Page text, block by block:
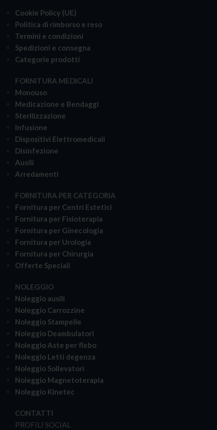
Cookie Policy (UE)
Politica di rimborso e reso
Termini e condizioni
Spedizioni e consegna
Categorie prodotti
FORNITURA MEDICALI
Monouso
Medicazione e Bendaggi
Sterilizzazione
Infusione
Dispositivi Elettromedicali
Disinfezione
Ausili
Arredamenti
FORNITURA PER CATEGORIA
Fornitura per Centri Estetici
Fornitura per Fisioterapia
Fornitura per Ginecologia
Fornitura per Urologia
Fornitura per Chirurgia
Offerte Speciali
NOLEGGIO
Noleggio ausili
Noleggio Carrozzine
Noleggio Stampelle
Noleggio Deambulatori
Noleggio Aste per flebo
Noleggio Letti degenza
Noleggio Sollevatori
Noleggio Magnetoterapia
Noleggio Kinetec
CONTATTI
PROFILI SOCIAL